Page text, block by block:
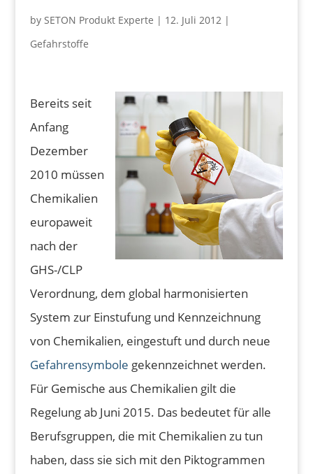
by SETON Produkt Experte | 12. Juli 2012 |
Gefahrstoffe
Bereits seit
Anfang
Dezember
2010 müssen
Chemikalien
europaweit
nach der
GHS-/CLP
Verordnung, dem global harmonisierten
System zur Einstufung und Kennzeichnung
von Chemikalien, eingestuft und durch neue
Gefahrensymbole gekennzeichnet werden.
Für Gemische aus Chemikalien gilt die
Regelung ab Juni 2015. Das bedeutet für alle
Berufsgruppen, die mit Chemikalien zu tun
haben, dass sie sich mit den Piktogrammen